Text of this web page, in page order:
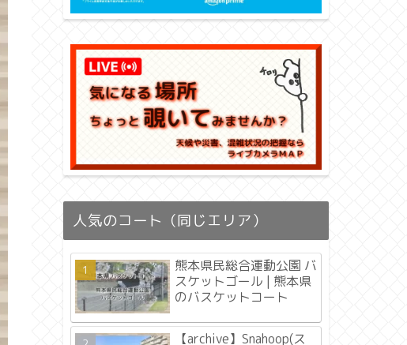
人気のコート（同じエリア）
熊本県民総合運動公園 バ
スケットゴール | 熊本県
のバスケットコート
【archive】Snahoop(ス